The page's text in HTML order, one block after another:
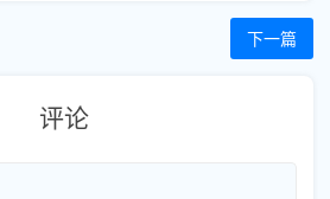
下一篇
评论